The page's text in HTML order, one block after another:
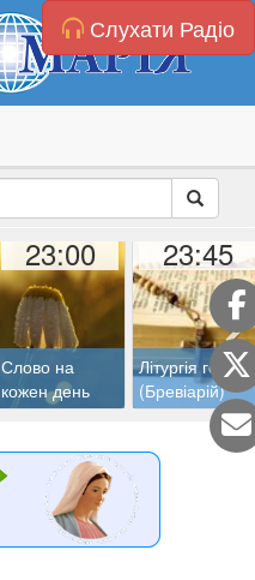
Слухати Радіо
23:00
Слово на
кожен день
23:45
Літургія годин
(Бревіарій)